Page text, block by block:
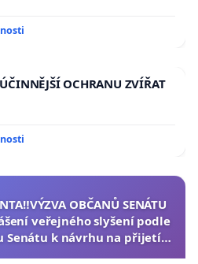
OCHRANU ZVÍŘAT
OBČANŮ SENÁTU
veřejného slyšení podle
Senátu k návrhu na přijetí